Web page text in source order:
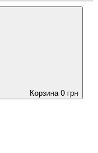
Корзина 0 грн